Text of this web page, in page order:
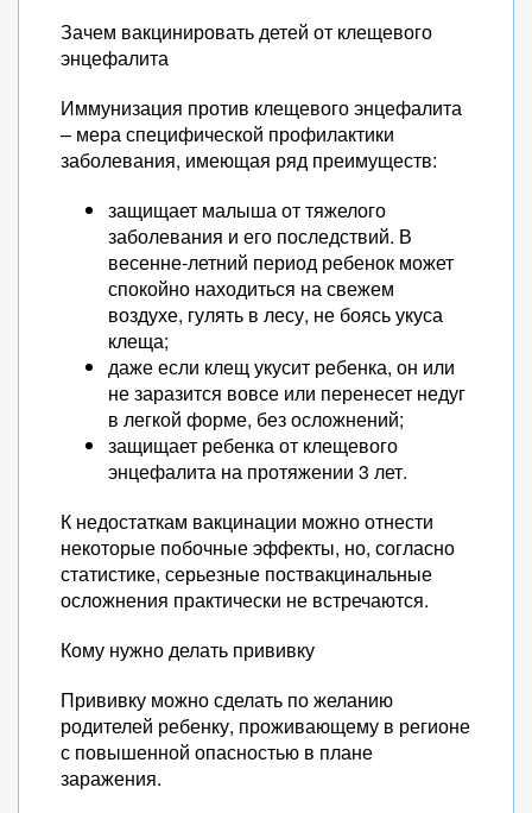
Зачем вакцинировать детей от клещевого
энцефалита
Иммунизация против клещевого энцефалита
– мера специфической профилактики
заболевания, имеющая ряд преимуществ:
защищает малыша от тяжелого
заболевания и его последствий. В
весенне-летний период ребенок может
спокойно находиться на свежем
воздухе, гулять в лесу, не боясь укуса
клеща;
даже если клещ укусит ребенка, он или
не заразится вовсе или перенесет недуг
в легкой форме, без осложнений;
защищает ребенка от клещевого
энцефалита на протяжении 3 лет.
К недостаткам вакцинации можно отнести
некоторые побочные эффекты, но, согласно
статистике, серьезные поствакцинальные
осложнения практически не встречаются.
Кому нужно делать прививку
Прививку можно сделать по желанию
родителей ребенку, проживающему в регионе
с повышенной опасностью в плане
заражения.